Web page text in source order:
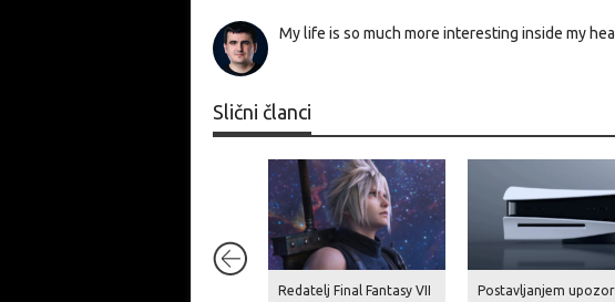
My life is so much more interesting inside my
Slični članci
Redatelj Final Fantasy VII
Postavljanjem